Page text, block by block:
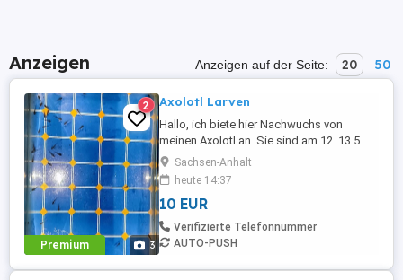
Anzeigen Anzeigen auf der Seite: 20 50
Premium 3
2 Axolotl Larven
Hallo, ich biete hier Nachwuchs von
meinen Axolotl an. Sie sind am 12. 13.5
geschlüpft und dürfen dementsprechend
Ende August bzw. mit ca. 10 cm
ausziehen. Die Abgabe erfolgt Paarweise,
sofern noch keine axolotl vorhanden sind.
Nach aktuellem Stand sieht es so aus als
wären es Naturfarbene und Helle ...
Sachsen-Anhalt
heute 14:37
10 EUR
Verifizierte Telefonnummer
AUTO-PUSH